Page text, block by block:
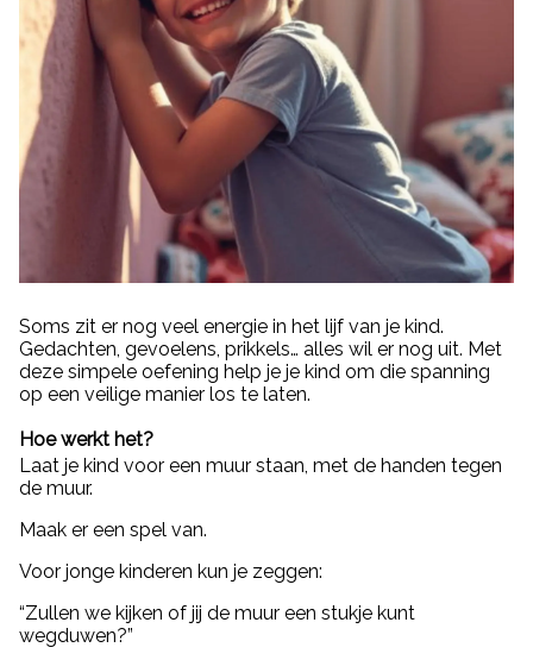
Soms zit er nog veel energie in het lijf van je kind.
Gedachten, gevoelens, prikkels… alles wil er nog uit. Met
deze simpele oefening help je je kind om die spanning
op een veilige manier los te laten.
Hoe werkt het?
Laat je kind voor een muur staan, met de handen tegen
de muur.
Maak er een spel van.
Voor jonge kinderen kun je zeggen:
“Zullen we kijken of jij de muur een stukje kunt
wegduwen?”